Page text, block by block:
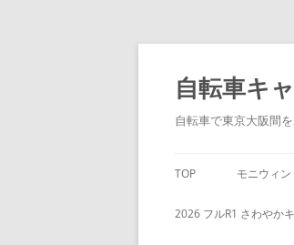
コ
テ
ン
ツ
へ
キ
ッ
自転車キ
自転車で東京大阪間
TOP モニウィン
2026 フルR1 さわやか